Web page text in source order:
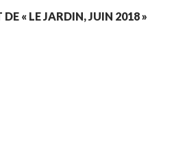
« LE JARDIN, JUIN 2018 »